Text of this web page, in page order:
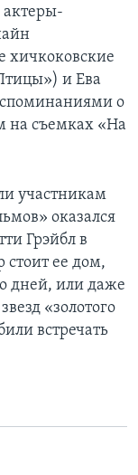
актеры-
хичкоковские
и Ева
о
на съемках «На
участникам
оказался
Грэйбл в
ее дом,
дней, или даже
«золотого
встречать